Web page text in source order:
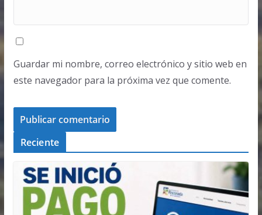
Guardar mi nombre, correo electrónico y sitio web en
este navegador para la próxima vez que comente.
Reciente